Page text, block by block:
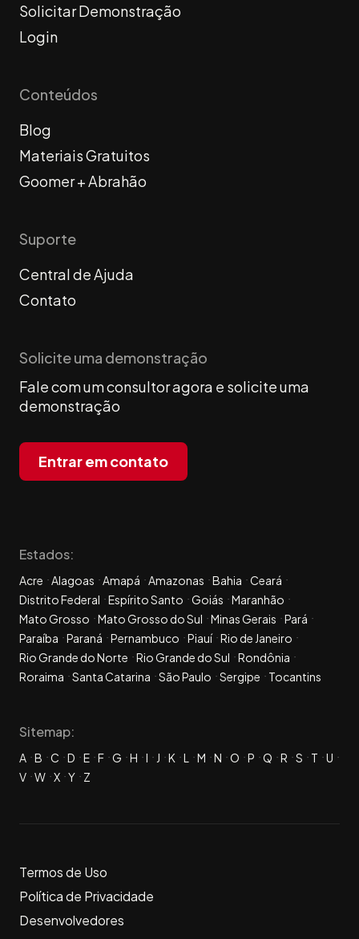
Solicitar Demonstração
Login
Conteúdos
Blog
Materiais Gratuitos
Goomer + Abrahão
Suporte
Central de Ajuda
Contato
Solicite uma demonstração
Fale com um consultor agora e solicite uma
demonstração
Entrar em contato
Estados:
Acre Alagoas Amapá Amazonas Bahia
Ceará
Distrito Federal
Espírito Santo Goiás
Maranhão
Mato Grosso
Mato Grosso do Sul Minas Gerais
Pará
Paraíba
Paraná Pernambuco Piauí Rio de Janeiro
Rio Grande do Norte
Rio Grande do Sul
Rondônia
Roraima
Santa Catarina São Paulo Sergipe Tocantins
Sitemap:
A B C D E F G H I J K L M N O P Q R S T
U
V W X Y Z
Termos de Uso
Política de Privacidade
Desenvolvedores